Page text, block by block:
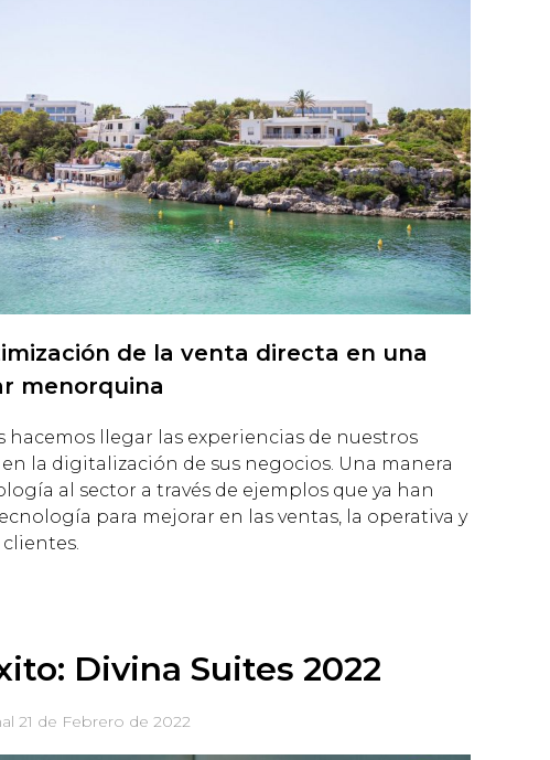
de la venta directa en una
menorquina
hacemos llegar las experiencias de nuestros
la digitalización de sus negocios. Una manera
al sector a través de ejemplos que ya han
para mejorar en las ventas, la operativa y
Divina Suites 2022
21 de Febrero de 2022